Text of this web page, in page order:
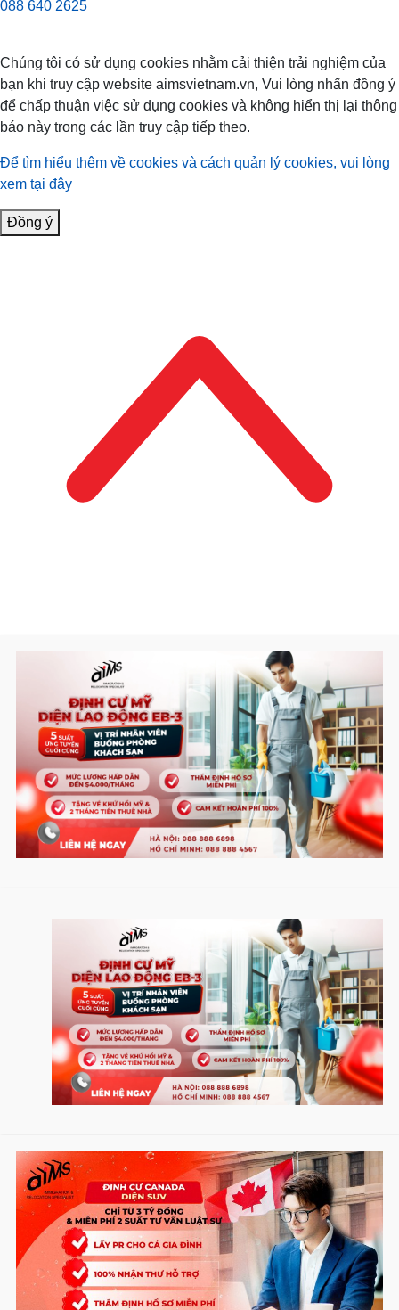
088 640 2625
Chúng tôi có sử dụng cookies nhằm cải thiện trải nghiệm của
bạn khi truy cập website aimsvietnam.vn, Vui lòng nhấn đồng ý
để chấp thuận việc sử dụng cookies và không hiển thị lại thông
báo này trong các lần truy cập tiếp theo.
Để tìm hiểu thêm về cookies và cách quản lý cookies, vui lòng
xem tại đây
Đồng ý